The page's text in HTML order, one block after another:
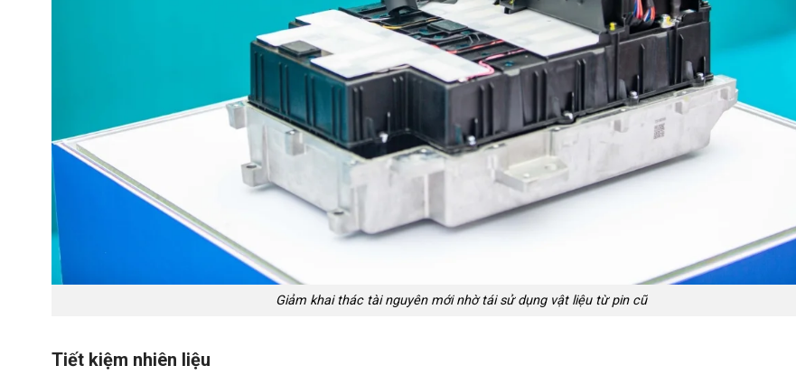
Giảm khai thác tài nguyên mới nhờ tái sử dụng vật liệu từ pin cũ
Tiết kiệm nhiên liệu